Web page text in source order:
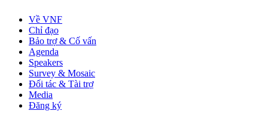
Về VNF
Chỉ đạo
Bảo trợ & Cố vấn
Agenda
Speakers
Survey & Mosaic
Đối tác & Tài trợ
Media
Đăng ký